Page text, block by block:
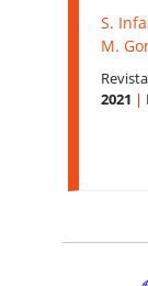
S.
M.
Revista
2021 |